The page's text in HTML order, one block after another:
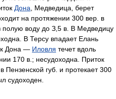
Дона Медведица, берет
на протяжении 300 вер. в
полую воду до З,5 в. В Медведицу
В Терсу впадает Елань
Дона — Иловля течет вдоль
170 в.; несудоходна. Приток
Пензенской губ. и протекает 300
судоходен.